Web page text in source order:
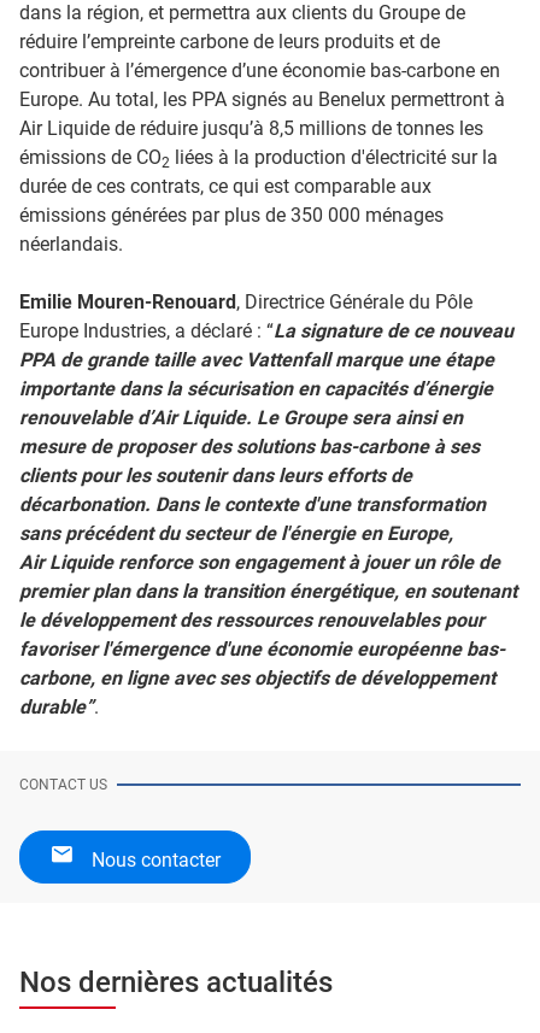
dans la région, et permettra aux clients du Groupe de
réduire l’empreinte carbone de leurs produits et de
contribuer à l’émergence d’une économie bas-carbone en
Europe. Au total, les PPA signés au Benelux permettront à
Air Liquide de réduire jusqu’à 8,5 millions de tonnes les
émissions de CO2 liées à la production d'électricité sur la
durée de ces contrats, ce qui est comparable aux
émissions générées par plus de 350 000 ménages
néerlandais.
Emilie Mouren-Renouard, Directrice Générale du Pôle
Europe Industries, a déclaré : “La signature de ce nouveau
PPA de grande taille avec Vattenfall marque une étape
importante dans la sécurisation en capacités d’énergie
renouvelable d’Air Liquide. Le Groupe sera ainsi en
mesure de proposer des solutions bas-carbone à ses
clients pour les soutenir dans leurs efforts de
décarbonation. Dans le contexte d'une transformation
sans précédent du secteur de l'énergie en Europe,
Air Liquide renforce son engagement à jouer un rôle de
premier plan dans la transition énergétique, en soutenant
le développement des ressources renouvelables pour
favoriser l'émergence d'une économie européenne bas-
carbone, en ligne avec ses objectifs de développement
durable”.
CONTACT US
Nous contacter
Nos dernières actualités